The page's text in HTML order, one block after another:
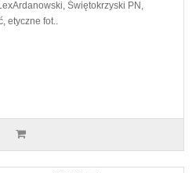
Świętokrzyski PN,
etyczne fot..